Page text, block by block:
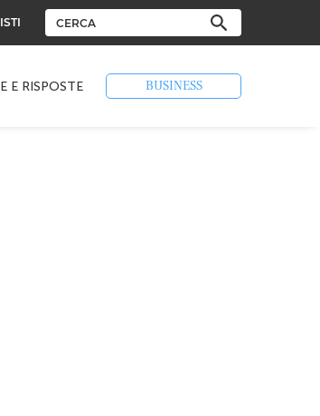
E RISPOSTE BUSINESS